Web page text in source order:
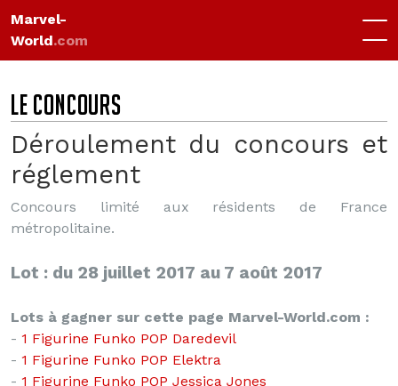
Marvel-
World.com
LE CONCOURS
Déroulement du concours et
réglement
Concours limité aux résidents de France
métropolitaine.
Lot : du 28 juillet 2017 au 7 août 2017
Lots à gagner sur cette page Marvel-World.com :
- 1 Figurine Funko POP Daredevil
- 1 Figurine Funko POP Elektra
- 1 Figurine Funko POP Jessica Jones